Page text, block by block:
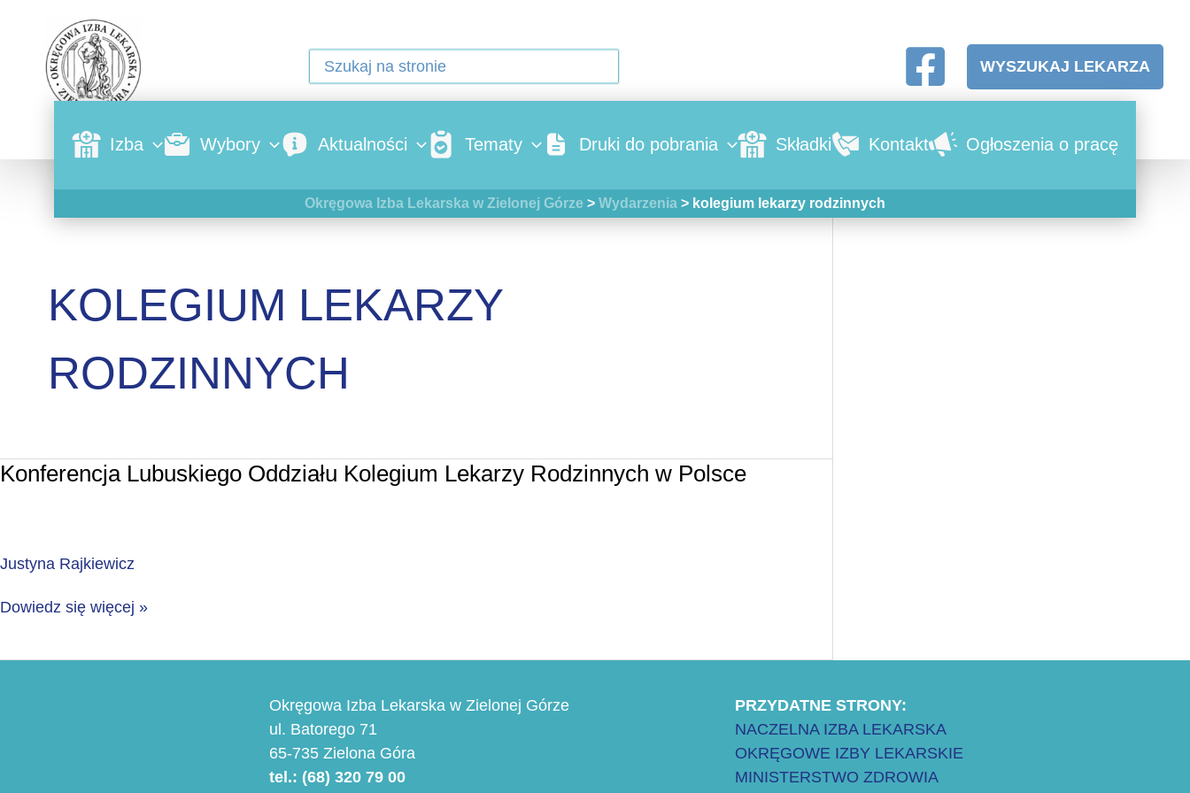
WYSZUKAJ LEKARZA
Izba Wybory Aktualności Tematy Druki do pobrania Składki Kontakt Ogłoszenia o pracę
Okręgowa Izba Lekarska w Zielonej Górze > Wydarzenia > kolegium lekarzy rodzinnych
KOLEGIUM LEKARZY
RODZINNYCH
Konferencja Lubuskiego Oddziału Kolegium Lekarzy Rodzinnych w Polsce
Justyna Rajkiewicz
Dowiedz się więcej »
Okręgowa Izba Lekarska w Zielonej Górze
ul. Batorego 71
65-735 Zielona Góra
tel.: (68) 320 79 00
PRZYDATNE STRONY:
NACZELNA IZBA LEKARSKA
OKRĘGOWE IZBY LEKARSKIE
MINISTERSTWO ZDROWIA